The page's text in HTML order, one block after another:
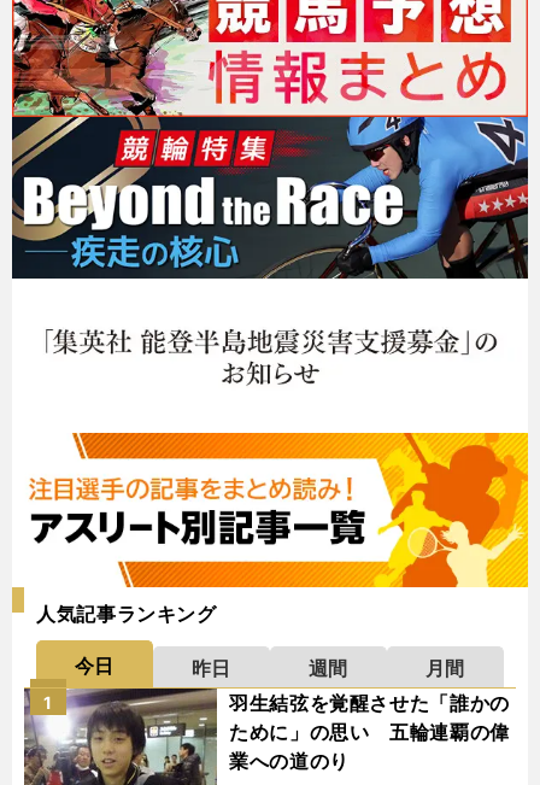
人気記事ランキング
今日 昨日 週間
月間
羽生結弦を覚醒させた「誰かの
ために」の思い 五輪連覇の偉
業への道のり
1